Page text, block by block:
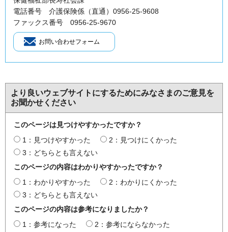
電話番号 介護保険係（直通）0956-25-9608
ファックス番号 0956-25-9670
より良いウェブサイトにするためにみなさまのご意見を
お聞かせください
このページは見つけやすかったですか？
1：見つけやすかった
2：見つけにくかった
3：どちらとも言えない
このページの内容はわかりやすかったですか？
1：わかりやすかった
2：わかりにくかった
3：どちらとも言えない
このページの内容は参考になりましたか？
1：参考になった
2：参考にならなかった